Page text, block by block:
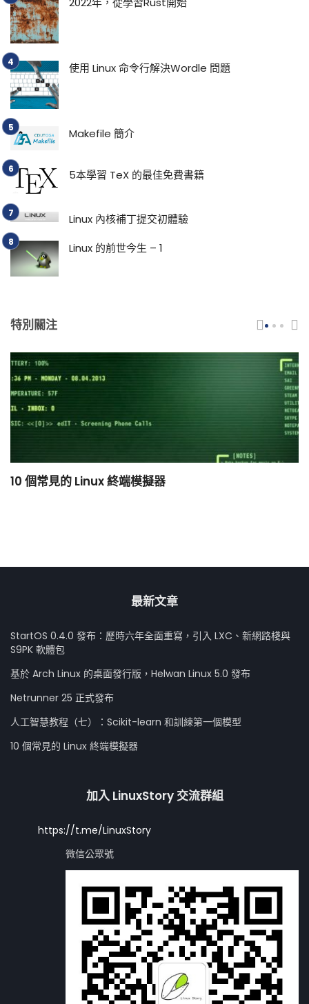
使用 Linux 命令行解決Wordle 問題
Makefile 簡介
5本學習 TeX 的最佳免費書籍
Linux 內核補丁提交初體驗
Linux 的前世今生 – 1
特別關注
10 個常見的 Linux 終端模擬器
最新文章
StartOS 0.4.0 發布：歷時六年全面重寫，引入 LXC、新網路棧與
S9PK 軟體包
基於 Arch Linux 的桌面發行版，Helwan Linux 5.0 發布
Netrunner 25 正式發布
人工智慧教程（七）：Scikit-learn 和訓練第一個模型
10 個常見的 Linux 終端模擬器
加入 LinuxStory 交流群組
https://t.me/LinuxStory
微信公眾號